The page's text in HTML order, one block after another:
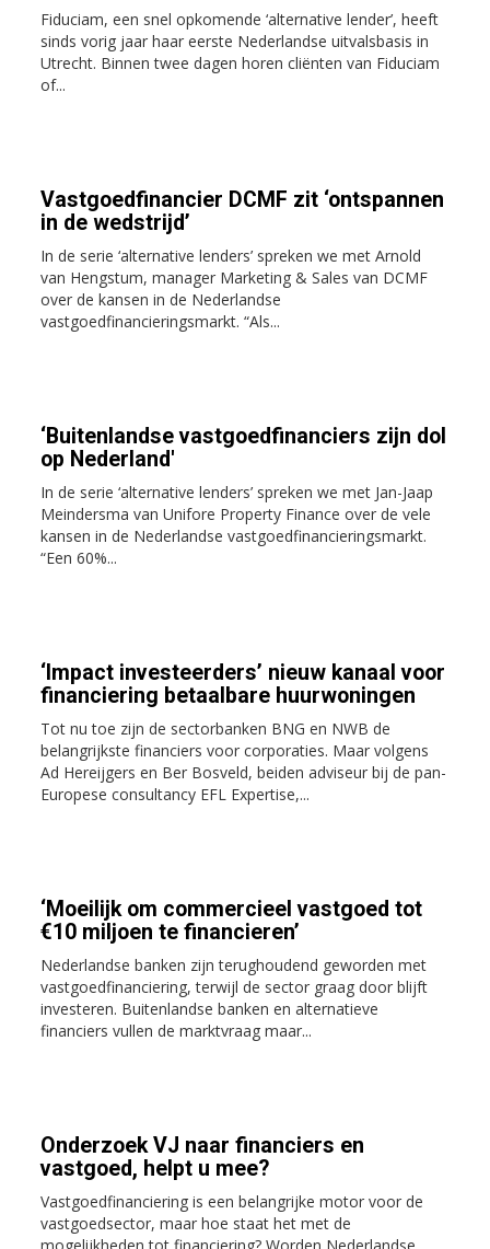
Fiduciam, een snel opkomende ‘alternative lender’, heeft
sinds vorig jaar haar eerste Nederlandse uitvalsbasis in
Utrecht. Binnen twee dagen horen cliënten van Fiduciam
of...
Vastgoedfinancier DCMF zit ‘ontspannen
in de wedstrijd’
In de serie ‘alternative lenders’ spreken we met Arnold
van Hengstum, manager Marketing & Sales van DCMF
over de kansen in de Nederlandse
vastgoedfinancieringsmarkt. “Als...
‘Buitenlandse vastgoedfinanciers zijn dol
op Nederland'
In de serie ‘alternative lenders’ spreken we met Jan-Jaap
Meindersma van Unifore Property Finance over de vele
kansen in de Nederlandse vastgoedfinancieringsmarkt.
“Een 60%...
‘Impact investeerders’ nieuw kanaal voor
financiering betaalbare huurwoningen
Tot nu toe zijn de sectorbanken BNG en NWB de
belangrijkste financiers voor corporaties. Maar volgens
Ad Hereijgers en Ber Bosveld, beiden adviseur bij de pan-
Europese consultancy EFL Expertise,...
‘Moeilijk om commercieel vastgoed tot
€10 miljoen te financieren’
Nederlandse banken zijn terughoudend geworden met
vastgoedfinanciering, terwijl de sector graag door blijft
investeren. Buitenlandse banken en alternatieve
financiers vullen de marktvraag maar...
Onderzoek VJ naar financiers en
vastgoed, helpt u mee?
Vastgoedfinanciering is een belangrijke motor voor de
vastgoedsector, maar hoe staat het met de